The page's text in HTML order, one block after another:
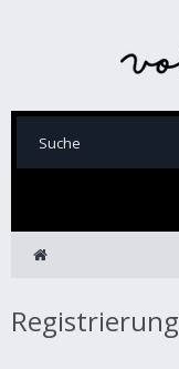
Registrierung